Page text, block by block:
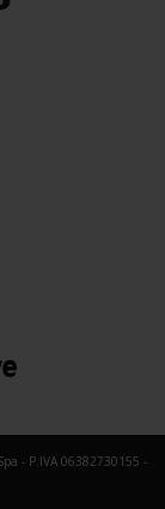
- P.IVA 06382730155 -